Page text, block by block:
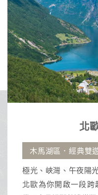
．雙峽灣全覽
從設計之都到夢幻聖誕村，
元的奇幻旅程。現在就出